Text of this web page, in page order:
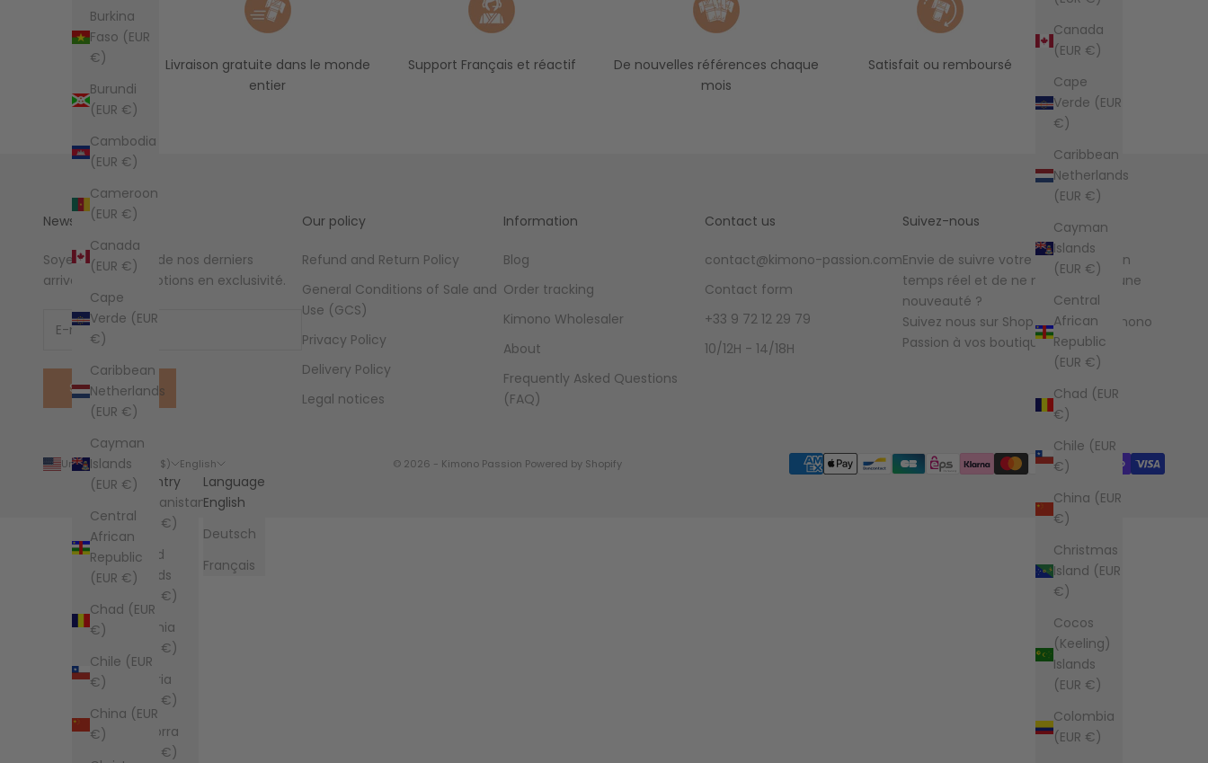
Canada
(EUR €)
Cape
Verde (EUR
€)
Caribbean
Netherlands
(EUR €)
Cayman
Islands
(EUR €)
Central
African
Republic
(EUR €)
Chad (EUR
€)
Chile (EUR
€)
China (EUR
€)
Christmas
Island (EUR
€)
Cocos
(Keeling)
Islands
(EUR €)
Colombia
(EUR €)
Burkina
Faso (EUR
€)
Burundi
(EUR €)
Cambodia
(EUR €)
Cameroon
(EUR €)
Canada
(EUR €)
Cape
Verde (EUR
€)
Caribbean
Netherlands
(EUR €)
Cayman
Islands
(EUR €)
Central
African
Republic
(EUR €)
Chad (EUR
€)
Chile (EUR
€)
China (EUR
€)
Livraison gratuite dans le monde
entier
Support Français et réactif
De nouvelles références chaque
mois
Satisfait ou remboursé
Newsletter
Soyez au courant de nos derniers
arrivages et promotions en exclusivité.
SUBSCRIBE
Our policy
Refund and Return Policy
General Conditions of Sale and
Use (GCS)
Privacy Policy
Delivery Policy
Legal notices
Information
Blog
Order tracking
Kimono Wholesaler
About
Frequently Asked Questions
(FAQ)
Contact us
contact@kimono-passion.com
Contact form
+33 9 72 12 29 79
10/12H - 14/18H
Suivez-nous
Envie de suivre votre commande en
temps réel et de ne manquer aucune
nouveauté ?
Suivez nous sur Shop et ajoutez Kimono
Passion à vos boutiques favorites !
United States (USD $)
Country
Afghanistan
(EUR €)
Åland
Islands
(EUR €)
Albania
(EUR €)
Algeria
(EUR €)
Andorra
(EUR €)
English
Language
English
Deutsch
Français
© 2026 - Kimono Passion Powered by Shopify